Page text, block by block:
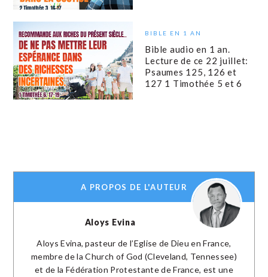
BIBLE EN 1 AN
Bible audio en 1 an.
Lecture de ce 22 juillet:
Psaumes 125, 126 et
127 1 Timothée 5 et 6
A PROPOS DE L'AUTEUR
Aloys Evina
Aloys Evina, pasteur de l’Eglise de Dieu en France,
membre de la Church of God (Cleveland, Tennessee)
et de la Fédération Protestante de France, est une